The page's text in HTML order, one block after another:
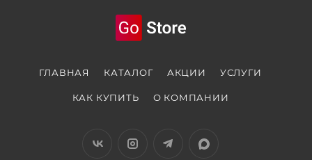
ГЛАВНАЯ КАТАЛОГ АКЦИИ УСЛУГИ
КАК КУПИТЬ О КОМПАНИИ